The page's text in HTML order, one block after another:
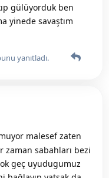
gülüyorduk ben
yinede savaştım
yanıtladı.
malesef zaten
sabahları bezi
geç uyudugumuz